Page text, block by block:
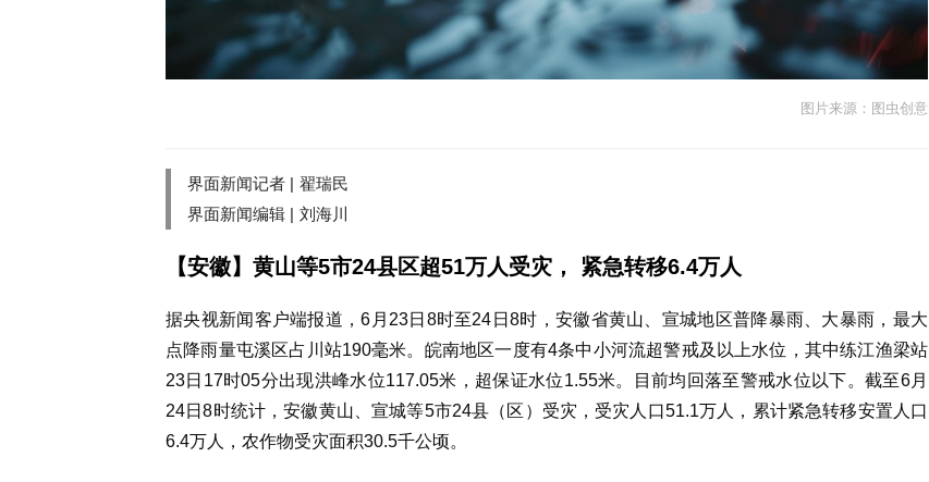
图片来源：图虫创意
界面新闻记者 | 翟瑞民
界面新闻编辑 | 刘海川
【安徽】 黄山等5市24县区超51万人受灾， 紧急转移6.4万人
据央视新闻客户端报道，6月23日8时至24日8时，安徽省黄山、宣城地区普降暴雨、大暴雨，最大
点降雨量屯溪区占川站190毫米。皖南地区一度有4条中小河流超警戒及以上水位，其中练江渔梁站
23日17时05分出现洪峰水位117.05米，超保证水位1.55米。目前均回落至警戒水位以下。截至6月
24日8时统计，安徽黄山、宣城等5市24县（区）受灾，受灾人口51.1万人，累计紧急转移安置人口
6.4万人，农作物受灾面积30.5千公顷。